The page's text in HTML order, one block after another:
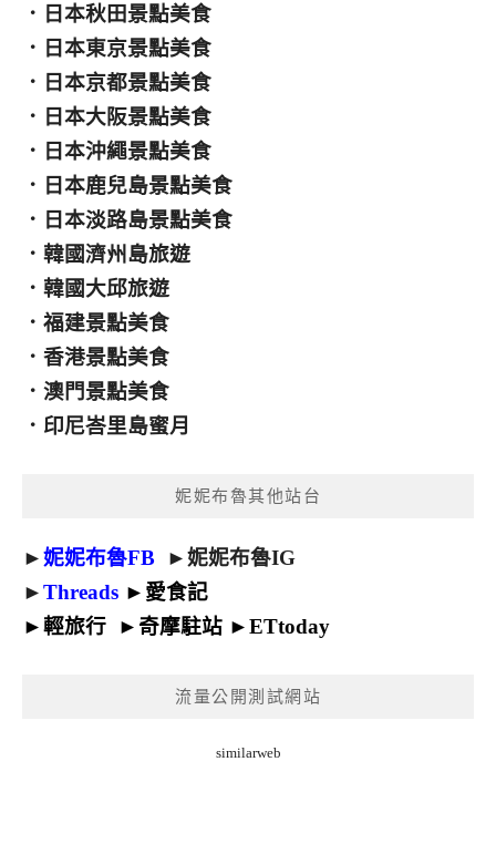
． 日本秋田景點美食
． 日本東京景點美食
． 日本京都景點美食
． 日本大阪景點美食
． 日本沖繩景點美食
． 日本鹿兒島景點美食
． 日本淡路島景點美食
． 韓國濟州島旅遊
． 韓國大邱旅遊
． 福建景點美食
． 香港景點美食
． 澳門景點美食
． 印尼峇里島蜜月
妮妮布魯其他站台
►妮妮布魯FB ►妮妮布魯IG
►Threads ► 愛食記
►輕旅行 ► 奇摩駐站 ►ETtoday
流量公開測試網站
similarweb